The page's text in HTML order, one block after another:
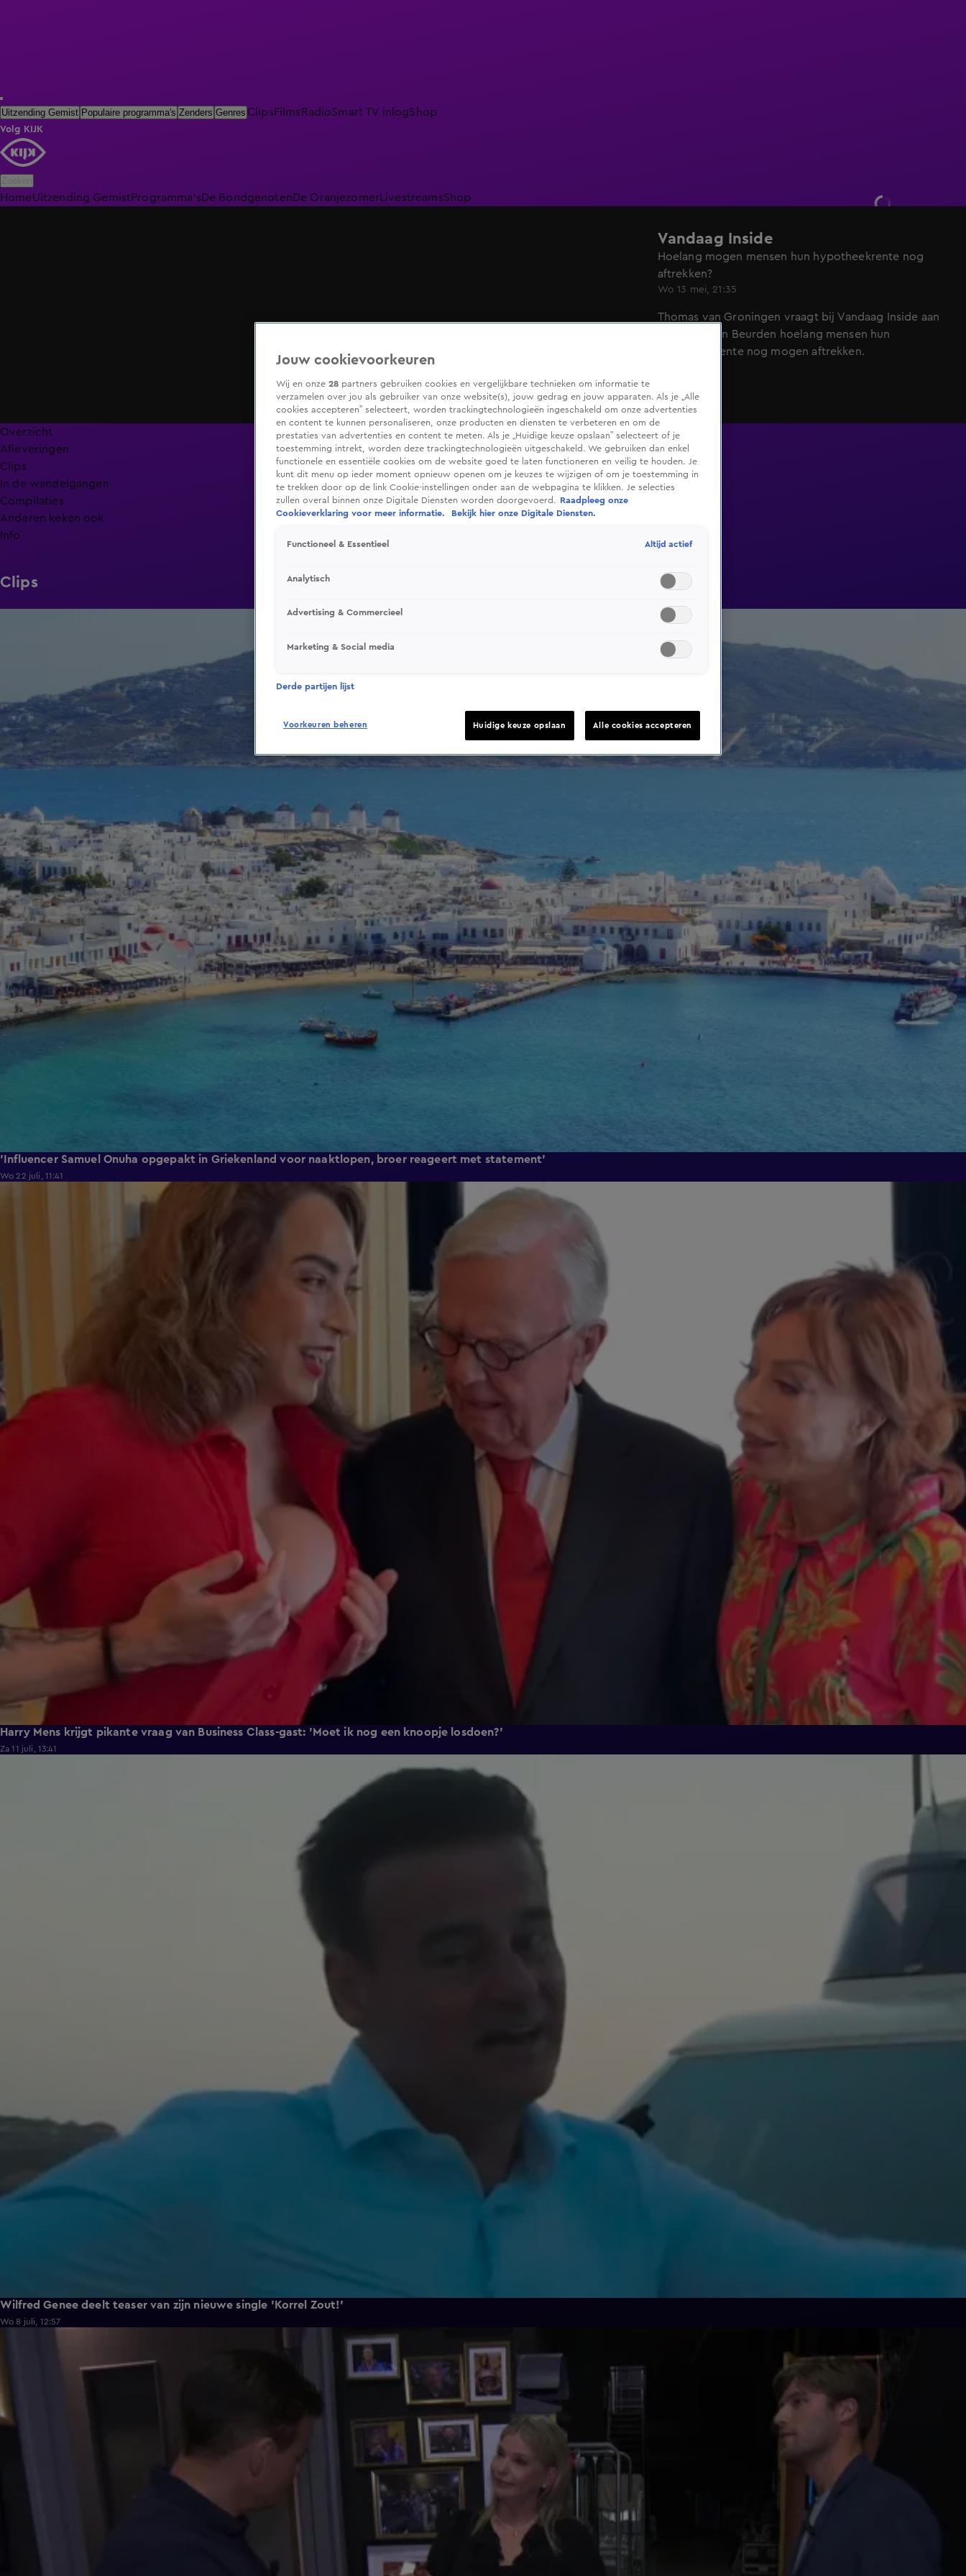
Uitzending Gemist Populaire programma's Zenders Genres ClipsFilmsRadioSmart TV inlogShop
Volg KIJK
HomeUitzending GemistProgramma'sDe BondgenotenDe Oranjezomer LivestreamsShop
Vandaag Inside
Hoelang mogen mensen hun hypotheekrente nog
aftrekken?
Wo 13 mei, 21:35
Thomas van Groningen vraagt bij Vandaag Inside aan
Jeanneau van Beurden hoelang mensen hun
hypotheekrente nog mogen aftrekken.
Overzicht
Afleveringen
Clips
In de wandelgangen
Compilaties
Anderen keken ook
Info
Clips
'Influencer Samuel Onuha opgepakt in Griekenland voor naaktlopen, broer reageert met statement'
Wo 22 juli, 11:41
Harry Mens krijgt pikante vraag van Business Class-gast: 'Moet ik nog een knoopje losdoen?'
Za 11 juli, 13:41
Wilfred Genee deelt teaser van zijn nieuwe single 'Korrel Zout!'
Wo 8 juli, 12:57
Jouw cookievoorkeuren
Wij en onze 28 partners gebruiken cookies en vergelijkbare technieken om informatie te
verzamelen over jou als gebruiker van onze website(s), jouw gedrag en jouw apparaten. Als je „Alle
cookies accepteren” selecteert, worden trackingtechnologieën ingeschakeld om onze advertenties
en content te kunnen personaliseren, onze producten en diensten te verbeteren en om de
prestaties van advertenties en content te meten. Als je „Huidige keuze opslaan” selecteert of je
toestemming intrekt, worden deze trackingtechnologieën uitgeschakeld. We gebruiken dan enkel
functionele en essentiële cookies om de website goed te laten functioneren en veilig te houden. Je
kunt dit menu op ieder moment opnieuw openen om je keuzes te wijzigen of om je toestemming in
te trekken door op de link Cookie-instellingen onder aan de webpagina te klikken. Je selecties
zullen overal binnen onze Digitale Diensten worden doorgevoerd.
Raadpleeg onze
Cookieverklaring voor meer informatie.
Bekijk hier onze Digitale Diensten.
Functioneel & Essentieel Altijd actief
Analytisch
Advertising & Commercieel
Marketing & Social media
Derde partijen lijst
Voorkeuren beheren Huidige keuze opslaan Alle cookies accepteren